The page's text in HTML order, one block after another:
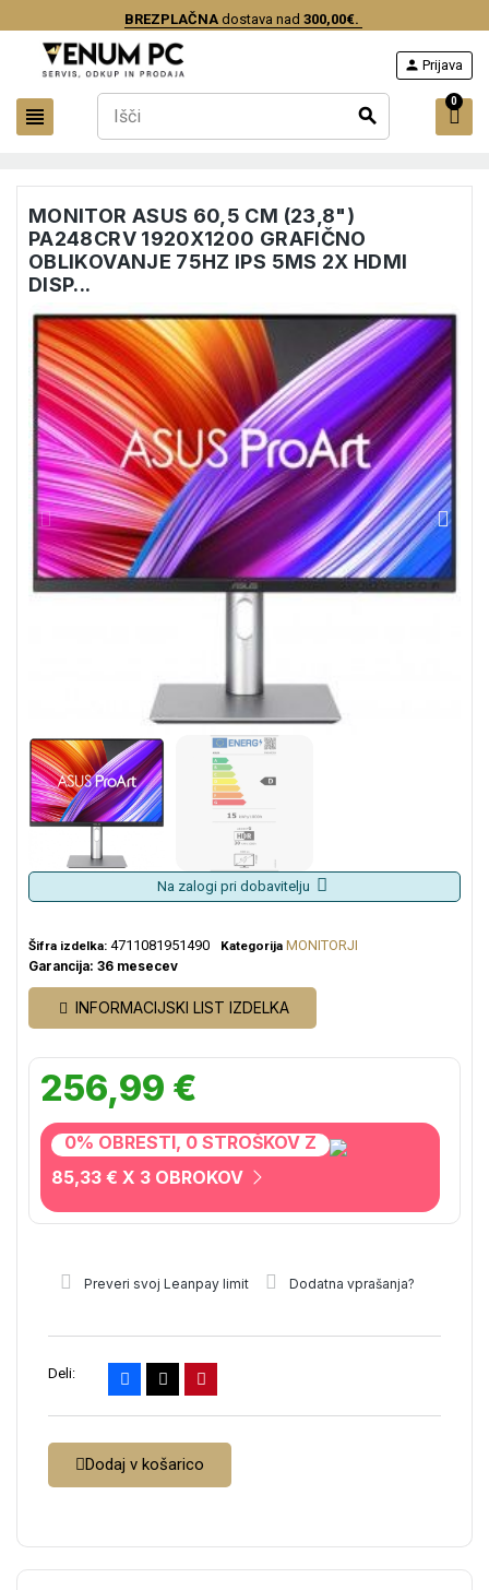
BREZPLAČNAdostava nad 300,00€.
view_headline search
person Prijava
0
MONITOR ASUS 60,5 CM (23,8")
PA248CRV 1920X1200 GRAFIČNO
OBLIKOVANJE 75HZ IPS 5MS 2X HDMI
DISP...
Na zalogi pri dobavitelju
Šifra izdelka: 4711081951490 Kategorija MONITORJI
Garancija: 36 mesecev
INFORMACIJSKI LIST IZDELKA
256,99 €
0% OBRESTI, 0 STROŠKOV Z
85,33 € X 3 OBROKOV
Preveri svoj Leanpay limit Dodatna vprašanja?
Deli:
Dodaj v košarico